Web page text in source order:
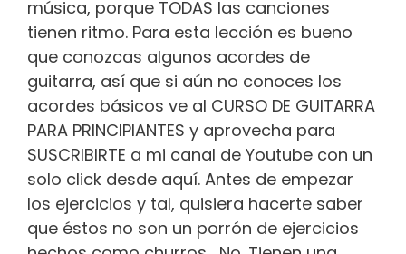
música, porque TODAS las canciones
tienen ritmo. Para esta lección es bueno
que conozcas algunos acordes de
guitarra, así que si aún no conoces los
acordes básicos ve al CURSO DE GUITARRA
PARA PRINCIPIANTES y aprovecha para
SUSCRIBIRTE a mi canal de Youtube con un
solo click desde aquí. Antes de empezar
los ejercicios y tal, quisiera hacerte saber
que éstos no son un porrón de ejercicios